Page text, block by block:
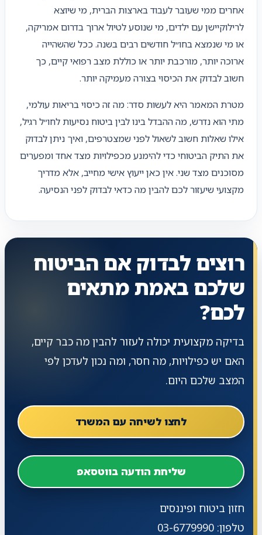
אחרים ממי שעובר לעבוד בארצות הברית, מי שיוצא
לרילוקיישן עם ילדים, מי שנוסע לטיול ארוך בדרום אמריקה,
או מי שנמצא בחו״ל חודשים רבים בשנה. ככל שהשהייה
ארוכה יותר, מורכבת יותר או כוללת מצב רפואי קיים, כך
חשוב לבדוק את הכיסוי בצורה מעמיקה יותר.
מטרת המאמר היא לעשות סדר: מה זה כיסוי בריאות עולמי,
מתי הוא נדרש, מה ההבדל בינו לבין ביטוח נסיעות לחו״ל רגיל,
אילו שאלות חשוב לשאול לפני שמצטרפים, ואיך ניתן לבדוק
את התיק הביטוחי כדי להימנע מכפילויות מצד אחד ומפערים
מסוכנים מצד שני. אין כאן ייעוץ אישי מחייב, אלא מדריך
מקצועי שיעזור לכם להבין מה כדאי לבדוק לפני הנסיעה.
רוצים לבדוק אם הביטוח
שלכם באמת מתאים
לכם?
בדיקה מקצועית יכולה לעזור להבין מה כבר קיים,
האם יש כפילויות, מה חסר, ומה נכון לעדכן לפי
המצב שלכם היום.
לחצו לשיחה עם המשרד
שליחת הודעה בווטסאפ
חזון ביטוח ופיננסים
טלפון: 03-6779990